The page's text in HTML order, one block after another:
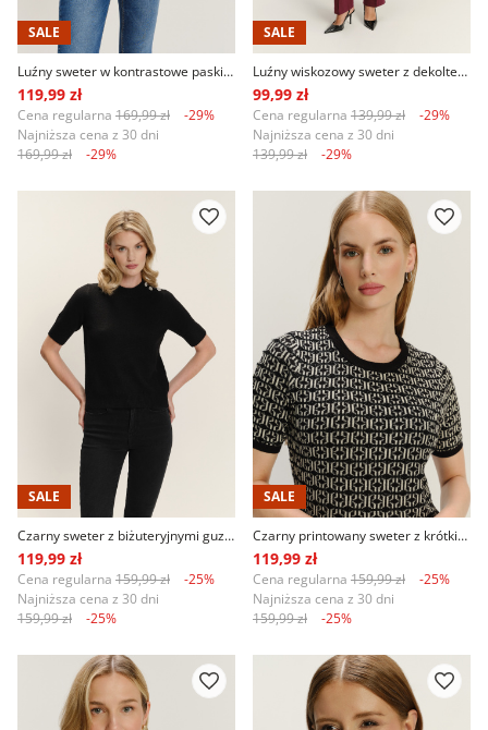
SALE
Luźny sweter w kontrastowe paski z dekoltem w V
119,99 zł
Cena regularna 169,99 zł
-29%
Najniższa cena z 30 dni
169,99 zł
-29%
SALE
Luźny wiskozowy sweter z dekoltem w V
99,99 zł
Cena regularna 139,99 zł
-29%
Najniższa cena z 30 dni
139,99 zł
-29%
SALE
Czarny sweter z biżuteryjnymi guzikami
119,99 zł
Cena regularna 159,99 zł
-25%
Najniższa cena z 30 dni
159,99 zł
-25%
SALE
Czarny printowany sweter z krótkim rękawem
119,99 zł
Cena regularna 159,99 zł
-25%
Najniższa cena z 30 dni
159,99 zł
-25%